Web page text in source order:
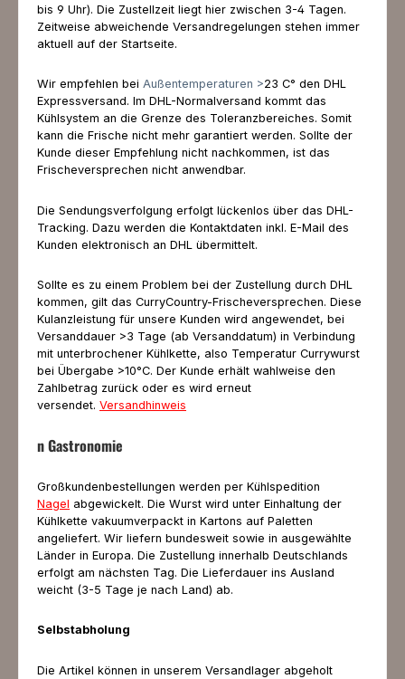
bis 9 Uhr). Die Zustellzeit liegt hier zwischen 3-4 Tagen.
Zeitweise abweichende Versandregelungen stehen immer
aktuell auf der Startseite.
Wir empfehlen bei Außentemperaturen >23 C° den DHL
Expressversand. Im DHL-Normalversand kommt das
Kühlsystem an die Grenze des Toleranzbereiches. Somit
kann die Frische nicht mehr garantiert werden. Sollte der
Kunde dieser Empfehlung nicht nachkommen, ist das
Frischeversprechen nicht anwendbar.
Die Sendungsverfolgung erfolgt lückenlos über das DHL-
Tracking. Dazu werden die Kontaktdaten inkl. E-Mail des
Kunden elektronisch an DHL übermittelt.
Sollte es zu einem Problem bei der Zustellung durch DHL
kommen, gilt das CurryCountry-Frischeversprechen. Diese
Kulanzleistung für unsere Kunden wird angewendet, bei
Versanddauer >3 Tage (ab Versanddatum) in Verbindung
mit unterbrochener Kühlkette, also Temperatur Currywurst
bei Übergabe >10°C. Der Kunde erhält wahlweise den
Zahlbetrag zurück oder es wird erneut
versendet. Versandhinweis
n Gastronomie
Großkundenbestellungen werden per Kühlspedition
Nagel abgewickelt. Die Wurst wird unter Einhaltung der
Kühlkette vakuumverpackt in Kartons auf Paletten
angeliefert. Wir liefern bundesweit sowie in ausgewählte
Länder in Europa. Die Zustellung innerhalb Deutschlands
erfolgt am nächsten Tag. Die Lieferdauer ins Ausland
weicht (3-5 Tage je nach Land) ab.
Selbstabholung
Die Artikel können in unserem Versandlager abgeholt